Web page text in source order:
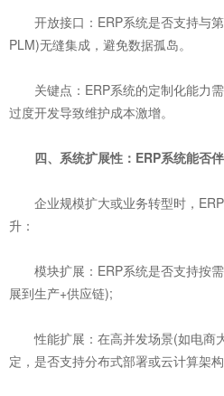
开放接口：ERP系统是否支持与第
PLM)无缝集成，避免数据孤岛。
关键点：ERP系统的定制化能力需
过度开发导致维护成本激增。
四、系统扩展性：ERP系统能否
企业规模扩大或业务转型时，ERP
升：
模块扩展：ERP系统是否支持按需
展到生产+供应链);
性能扩展：在高并发场景(如电商
定，是否支持分布式部署或云计算架